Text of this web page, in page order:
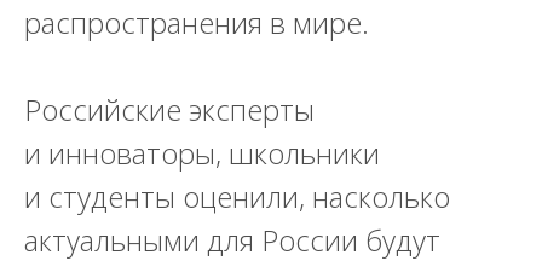
распространения в мире.
Российские эксперты
и инноваторы, школьники
и студенты оценили, насколько
актуальными для России будут